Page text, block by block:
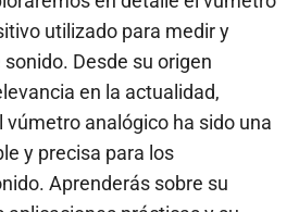
utilizado para medir y
Desde su origen
en la actualidad,
analógico ha sido una
y precisa para los
Aprenderás sobre su